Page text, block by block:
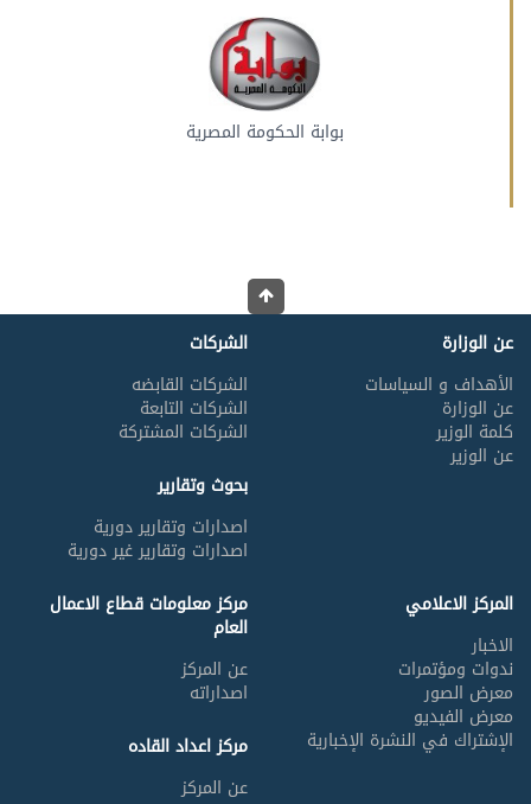
بوابة الحكومة المصرية
عن الوزارة
الأهداف و السياسات
عن الوزارة
كلمة الوزير
عن الوزير
الشركات
الشركات القابضه
الشركات التابعة
الشركات المشتركة
بحوث وتقارير
اصدارات وتقارير دورية
اصدارات وتقارير غير دورية
المركز الاعلامي
الاخبار
ندوات ومؤتمرات
معرض الصور
معرض الفيديو
الإشتراك في النشرة الإخبارية
مركز معلومات قطاع الاعمال
العام
عن المركز
اصداراته
مركز اعداد القاده
عن المركز